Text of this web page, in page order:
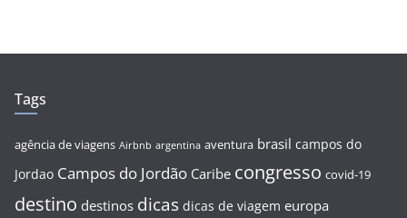
Tags
agência de viagens Airbnb argentina aventura brasil campos do
Jordao Campos do Jordão Caribe congresso covid-19
destino destinos dicas dicas de viagem europa